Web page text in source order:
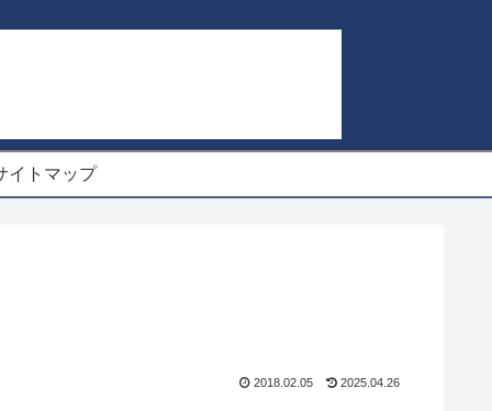
イトマップ
2018.02.05 2025.04.26